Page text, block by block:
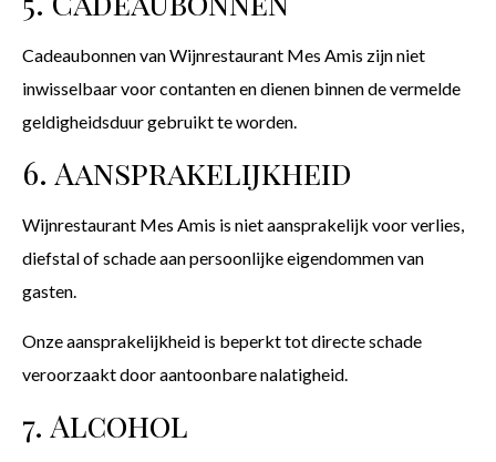
Cadeaubonnen van Wijnrestaurant Mes Amis zijn niet
inwisselbaar voor contanten en dienen binnen de vermelde
geldigheidsduur gebruikt te worden.
6. Aansprakelijkheid
Wijnrestaurant Mes Amis is niet aansprakelijk voor verlies,
diefstal of schade aan persoonlijke eigendommen van
gasten.
Onze aansprakelijkheid is beperkt tot directe schade
veroorzaakt door aantoonbare nalatigheid.
7. Alcohol